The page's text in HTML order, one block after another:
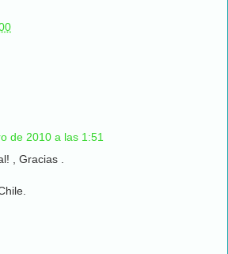
de 2010 a las 1:51
, Gracias .